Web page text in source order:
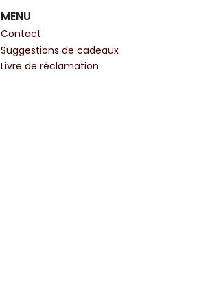
MENU
Contact
Suggestions de cadeaux
Livre de réclamation